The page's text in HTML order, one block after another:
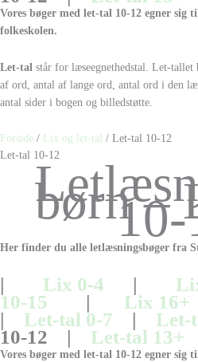
Vores bøger med let-tal 10-12 egner sig
folkeskolen.
Let-tal står for læseegnethedstal. Let-tallet
af ord, antal af lange ord, antal ord i den
antal sider i bogen og billedstøtte.
Forside / Lix og let-tal / Let-tal 10-12
Let-tal 10-12
børn –
10-
Her finder du alle letlæsningsbøger fra
| Lix 0-4 |
10-15 | Lix 16+
| Let-tal 0-7 | Let-
10-12 | Let-tal 13+
Vores bøger med let-tal 10-12 egner sig